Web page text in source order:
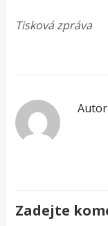
Tisková zpráva
Autor
Zadejte